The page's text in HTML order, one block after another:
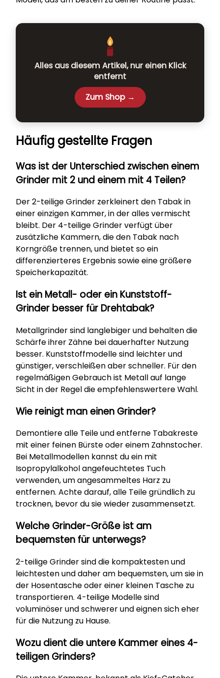
Alles aus diesem Artikel, nur einen Klick
entfernt
Zum Shop →
Häufig gestellte Fragen
Was ist der Unterschied zwischen einem
Grinder mit 2 und einem mit 4 Teilen?
Der 2-teilige Grinder zerkleinert den Tabak in
einer einzigen Kammer, in der alles vermischt
bleibt. Der 4-teilige Grinder verfügt über
zusätzliche Kammern, die den Tabak nach
Korngröße trennen, und bietet so ein
differenzierteres Ergebnis sowie eine größere
Speicherkapazität.
Ist ein Metall- oder ein Kunststoff-
Grinder besser für Drehtabak?
Metallgrinder sind langlebiger und behalten die
Schärfe ihrer Zähne bei dauerhafter Nutzung
besser. Kunststoffmodelle sind leichter und
günstiger, verschleißen aber schneller. Für den
regelmäßigen Gebrauch ist Metall auf lange
Sicht in der Regel die empfehlenswertere Wahl.
Wie reinigt man einen Grinder?
Demontiere alle Teile und entferne Tabakreste
mit einer feinen Bürste oder einem Zahnstocher.
Bei Metallmodellen kannst du ein mit
Isopropylalkohol angefeuchtetes Tuch
verwenden, um angesammeltes Harz zu
entfernen. Achte darauf, alle Teile gründlich zu
trocknen, bevor du sie wieder zusammensetzt.
Welche Grinder-Größe ist am
bequemsten für unterwegs?
2-teilige Grinder sind die kompaktesten und
leichtesten und daher am bequemsten, um sie in
der Hosentasche oder einer kleinen Tasche zu
transportieren. 4-teilige Modelle sind
voluminöser und schwerer und eignen sich eher
für die Nutzung zu Hause.
Wozu dient die untere Kammer eines 4-
teiligen Grinders?